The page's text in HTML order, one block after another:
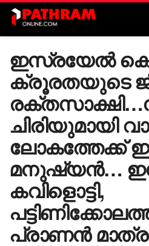
ഇസ്രയേൽ
ക്രൂരതയുടെ
ചിരിയുമായി
ലോകത്തേക്ക്
മനുഷ്യൻ…
കവിളൊട്ടി,
പ്രാണൻ